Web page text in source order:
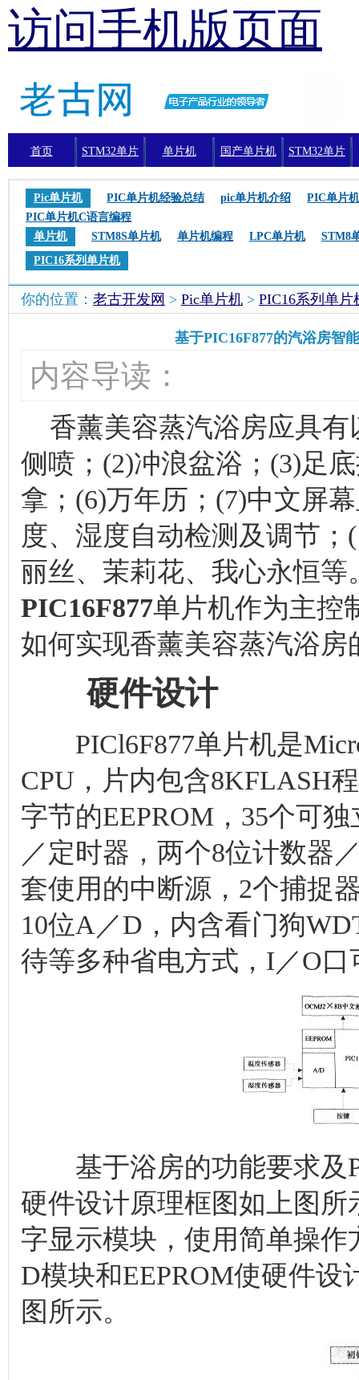
访问手机版页面
首页 STM32单片 单片机 国产单片机 STM32单片
Pic单片机
PIC单片机经验总结 pic单片机介绍
PIC单片
PIC单片机C语言编程
单片机
STM8S单片机 单片机编程 LPC单片机
STM8
PIC16系列单片机
你的位置： 老古开发网 > Pic单片机 > PIC16系列单片
基于PIC16F877的汽浴房智
内容导读：
香薰美容蒸汽浴房应具有
侧喷；(2)冲浪盆浴；(3)足
拿；(6)万年历；(7)中文屏
度、湿度自动检测及调节
丽丝、茉莉花、我心永恒
PIC16F877单片机作为主控
如何实现香薰美容蒸汽浴房
硬件设计
PICl6F877单片机是
CPU，片内包含8KFLASH
字节的EEPROM，35个可
／定时器，两个8位计数器
套使用的中断源，2个捕捉
10位A／D，内含看门狗
待等多种省电方式，I／O
基于浴房的功能要求及
硬件设计原理框图如上图所
字显示模块，使用简单操
D模块和EEPROM使硬件
图所示。